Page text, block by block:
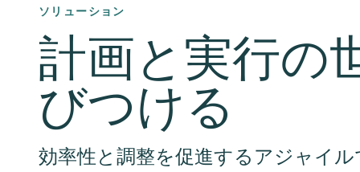
ソリューション
計画と実行の
びつける
効率性と調整を促進するアジャイ